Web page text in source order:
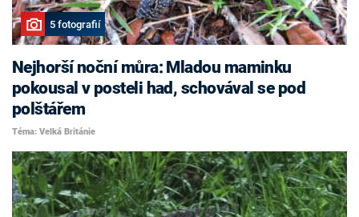
5 fotografií
Nejhorší noční můra: Mladou maminku
pokousal v posteli had, schovával se pod
polštářem
Téma: Velká Británie